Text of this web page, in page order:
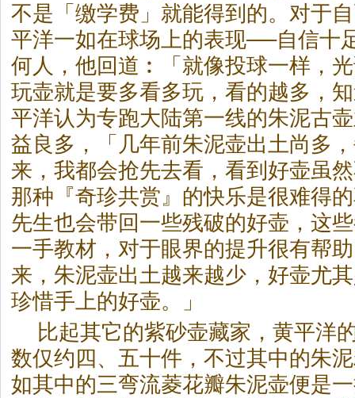
不是「缴学费」就能得到的。对于
平洋一如在球场上的表现──自信十
何人，他回道︰「就像投球一样，
玩壶就是要多看多玩，看的越多，
平洋认为专跑大陆第一线的朱泥古
益良多，「几年前朱泥壶出土尚多
来，我都会抢先去看，看到好壶虽
那种『奇珍共赏』的快乐是很难得
先生也会带回一些残破的好壶，这
一手教材，对于眼界的提升很有帮
来，朱泥壶出土越来越少，好壶尤
珍惜手上的好壶。」
比起其它的紫砂壶藏家，黄平洋
数仅约四、五十件，不过其中的朱
如其中的三弯流菱花瓣朱泥壶便是